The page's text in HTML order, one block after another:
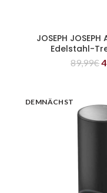
JOSEPH
Edelstahl-
89,99€
DEMNÄCHST